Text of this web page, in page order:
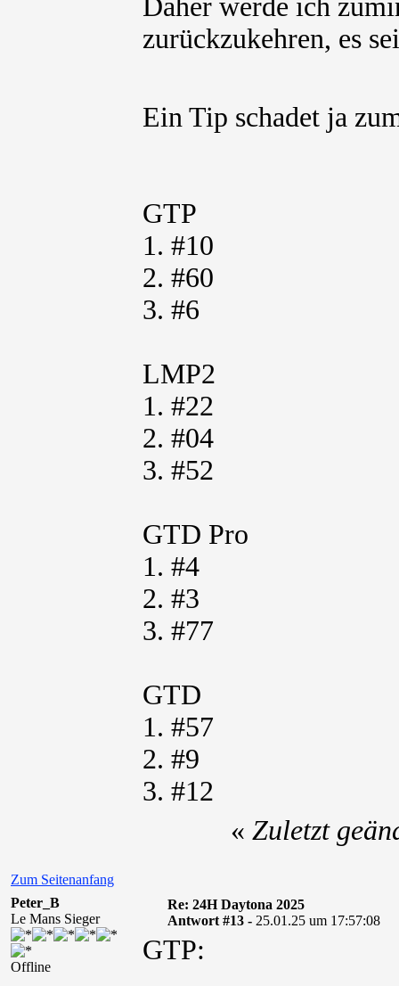
Daher werde ich
zurückzukehren, es
Ein Tip schadet ja
GTP
1. #10
2. #60
3. #6
LMP2
1. #22
2. #04
3. #52
GTD Pro
1. #4
2. #3
3. #77
GTD
1. #57
2. #9
3. #12
Zum Seitenanfang
« Zuletzt
Peter_B
Le Mans Sieger
Offline
Re: 24H Daytona 2025
Antwort #13 - 25.01.25 um 17:57:08
GTP: